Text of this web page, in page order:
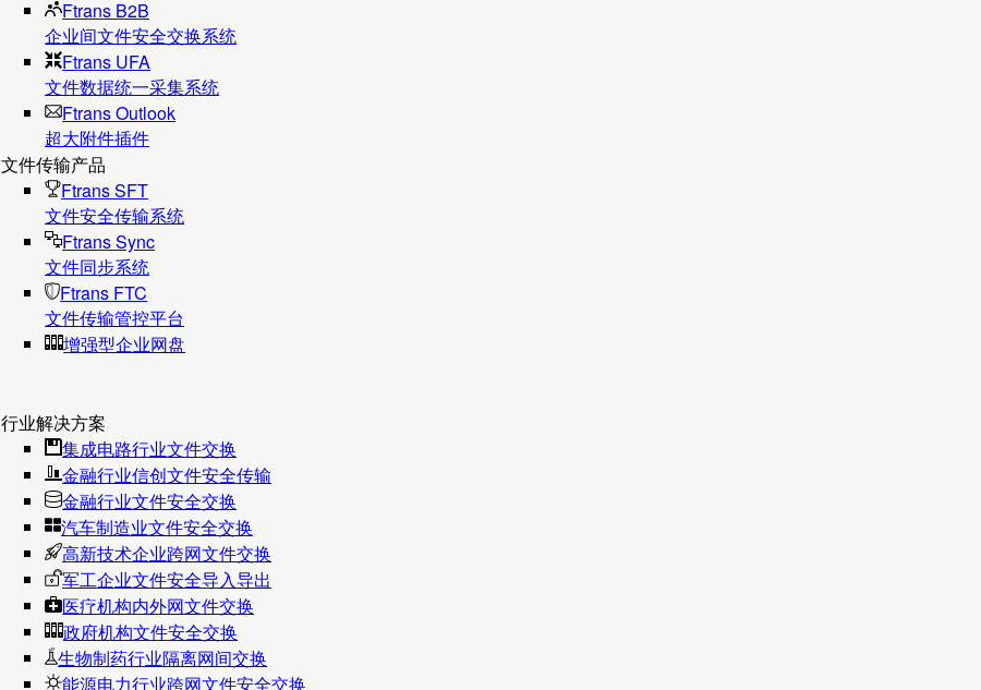
Ftrans B2B
企业间文件安全交换系统
Ftrans UFA
文件数据统⼀采集系统
Ftrans Outlook
超大附件插件
文件传输产品
Ftrans SFT
文件安全传输系统
Ftrans Sync
文件同步系统
Ftrans FTC
文件传输管控平台
增强型企业网盘
行业解决方案
集成电路行业文件交换
金融行业信创文件安全传输
金融行业文件安全交换
汽车制造业文件安全交换
高新技术企业跨网文件交换
军工企业文件安全导入导出
医疗机构内外网文件交换
政府机构文件安全交换
生物制药行业隔离网间交换
能源电力行业跨网文件安全交换